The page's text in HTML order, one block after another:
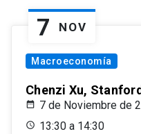
7 NOV
Macroeconomía
Chenzi Xu, Stanford
7 de Noviembre de
13:30 a 14:30